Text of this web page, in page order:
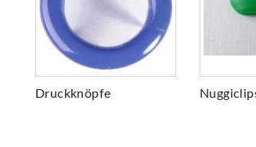
Druckknöpfe